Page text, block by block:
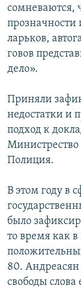
сомневаются,
прозначности
ларьков,
говов
дело».
Приняли
недостатки и
подход к
Министрество
Полиция.
В этом году в
было
то время как
80. Андреасян
свободы слова